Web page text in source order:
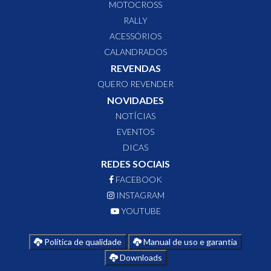
MOTOCROSS
RALLY
ACESSÓRIOS
CALANDRADOS
REVENDAS
QUERO REVENDER
NOVIDADES
NOTÍCIAS
EVENTOS
DICAS
REDES SOCIAIS
FACEBOOK
INSTAGRAM
YOUTUBE
Política de qualidade
Manual de uso e garantia
Downloads